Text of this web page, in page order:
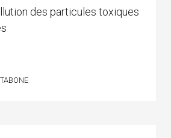
des particules toxiques